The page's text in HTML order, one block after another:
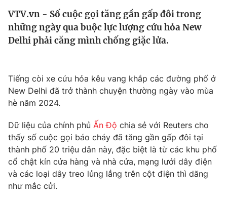
Thế giới
Thế giới đó đây
Câu chuyện quốc tế
Tài chính
Thị trường
Góc doanh nghiệp
Dữ liệu và đời sống
Truyền hình
Phim VTV
Hậu trường
Nhân vật
Giải trí
Điện ảnh
Đời sống
VTV.vn - Số cuộc gọi tăng gần gấp đôi trong
những ngày qua buộc lực lượng cứu hỏa New
Delhi phải căng mình chống giặc lửa.
Tiếng còi xe cứu hỏa kêu vang khắp các đường phố ở
New Delhi đã trở thành chuyện thường ngày vào mùa
hè năm 2024.
Dữ liệu của chính phủ Ấn Độ chia sẻ với Reuters cho
thấy số cuộc gọi báo cháy đã tăng gần gấp đôi tại
thành phố 20 triệu dân này, đặc biệt là từ các khu phố
cổ chật kín cửa hàng và nhà cửa, mạng lưới dây điện
và các loại dây treo lủng lẳng trên cột điện thì dăng
như mắc cửi.